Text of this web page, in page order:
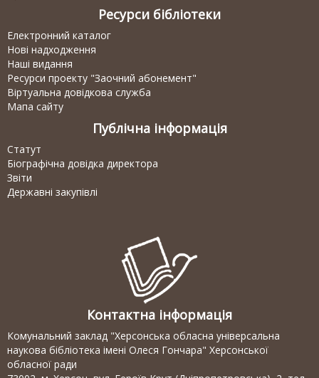
Ресурси бібліотеки
Електронний каталог
Нові надходження
Наші видання
Ресурси проекту "Заочний абонемент"
Віртуальна довідкова служба
Мапа сайту
Публічна інформація
Статут
Біографічна довідка директора
Звіти
Державні закупівлі
Контактна інформація
Комунальний заклад "Херсонська обласна універсальна
наукова бібліотека імені Олеся Гончара" Херсонської
обласної ради